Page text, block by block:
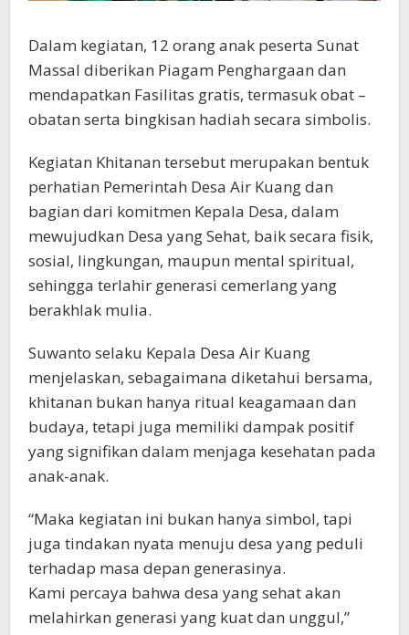
Dalam kegiatan, 12 orang anak peserta Sunat
Massal diberikan Piagam Penghargaan dan
mendapatkan Fasilitas gratis, termasuk obat –
obatan serta bingkisan hadiah secara simbolis.
Kegiatan Khitanan tersebut merupakan bentuk
perhatian Pemerintah Desa Air Kuang dan
bagian dari komitmen Kepala Desa, dalam
mewujudkan Desa yang Sehat, baik secara fisik,
sosial, lingkungan, maupun mental spiritual,
sehingga terlahir generasi cemerlang yang
berakhlak mulia.
Suwanto selaku Kepala Desa Air Kuang
menjelaskan, sebagaimana diketahui bersama,
khitanan bukan hanya ritual keagamaan dan
budaya, tetapi juga memiliki dampak positif
yang signifikan dalam menjaga kesehatan pada
anak-anak.
“Maka kegiatan ini bukan hanya simbol, tapi
juga tindakan nyata menuju desa yang peduli
terhadap masa depan generasinya.
Kami percaya bahwa desa yang sehat akan
melahirkan generasi yang kuat dan unggul,”